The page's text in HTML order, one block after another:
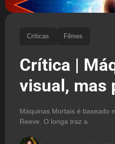
Críticas Filmes
Crítica |
visual, mas
Máquinas Mortais é baseado
Reeve. O longa traz a